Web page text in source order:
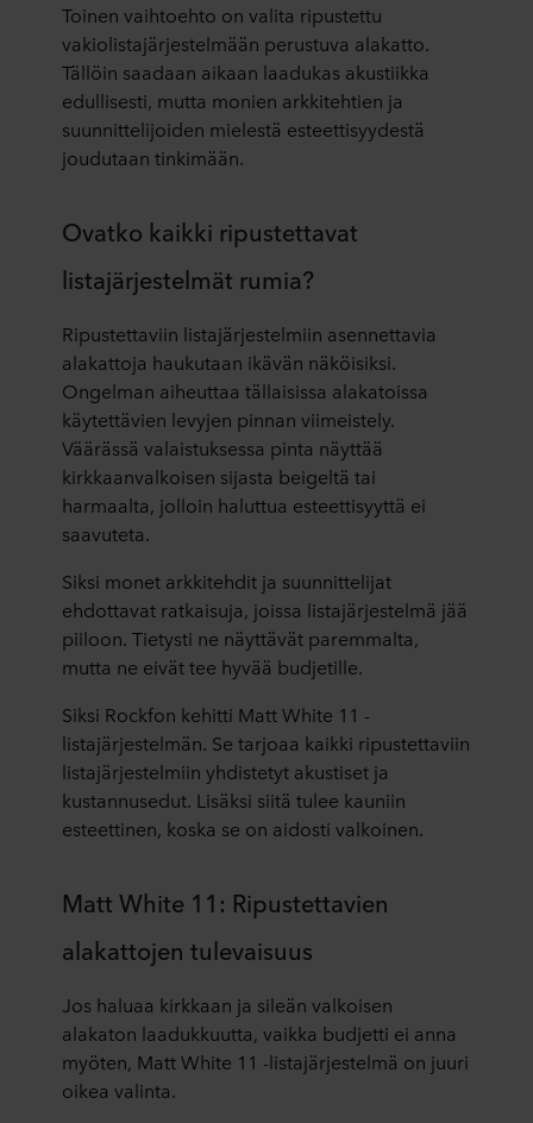
Toinen vaihtoehto on valita ripustettu
vakiolistajärjestelmään perustuva alakatto.
Tällöin saadaan aikaan laadukas akustiikka
edullisesti, mutta monien arkkitehtien ja
suunnittelijoiden mielestä esteettisyydestä
joudutaan tinkimään.
Ovatko kaikki ripustettavat
listajärjestelmät rumia?
Ripustettaviin listajärjestelmiin asennettavia
alakattoja haukutaan ikävän näköisiksi.
Ongelman aiheuttaa tällaisissa alakatoissa
käytettävien levyjen pinnan viimeistely.
Väärässä valaistuksessa pinta näyttää
kirkkaanvalkoisen sijasta beigeltä tai
harmaalta, jolloin haluttua esteettisyyttä ei
saavuteta.
Siksi monet arkkitehdit ja suunnittelijat
ehdottavat ratkaisuja, joissa listajärjestelmä jää
piiloon. Tietysti ne näyttävät paremmalta,
mutta ne eivät tee hyvää budjetille.
Siksi Rockfon kehitti Matt White 11 -
listajärjestelmän. Se tarjoaa kaikki ripustettaviin
listajärjestelmiin yhdistetyt akustiset ja
kustannusedut. Lisäksi siitä tulee kauniin
esteettinen, koska se on aidosti valkoinen.
Matt White 11: Ripustettavien
alakattojen tulevaisuus
Jos haluaa kirkkaan ja sileän valkoisen
alakaton laadukkuutta, vaikka budjetti ei anna
myöten, Matt White 11 -listajärjestelmä on juuri
oikea valinta.